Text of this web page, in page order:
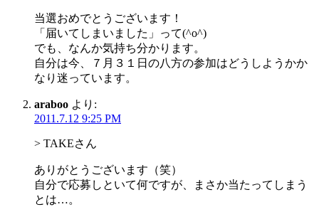
当選おめでとうございます！
「届いてしまいました」って(^o^)
でも、なんか気持ち分かります。
自分は今、７月３１日の八方の参加はどうしようかか
なり迷っています。
araboo より:
2011.7.12 9:25 PM
> TAKEさん
ありがとうございます（笑）
自分で応募しといて何ですが、まさか当たってしまう
とは…。